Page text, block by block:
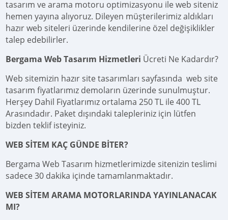
tasarım ve arama motoru optimizasyonu ile web siteniz
hemen yayına alıyoruz. Dileyen müşterilerimiz aldıkları
hazır web siteleri üzerinde kendilerine özel değişiklikler
talep edebilirler.
Bergama Web Tasarım Hizmetleri Ücreti Ne Kadardır?
Web sitemizin hazır site tasarımları sayfasında web site
tasarım fiyatlarımız demoların üzerinde sunulmuştur.
Herşey Dahil Fiyatlarımız ortalama 250 TL ile 400 TL
Arasındadır. Paket dışındaki talepleriniz için lütfen
bizden teklif isteyiniz.
WEB SİTEM KAÇ GÜNDE BİTER?
Bergama Web Tasarım hizmetlerimizde sitenizin teslimi
sadece 30 dakika içinde tamamlanmaktadır.
WEB SİTEM ARAMA MOTORLARINDA YAYINLANACAK
MI?